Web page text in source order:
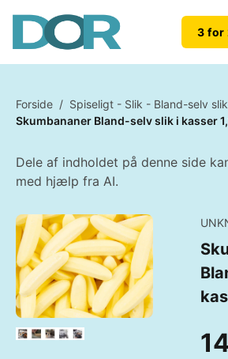
3 for
Forside / Spiseligt - Slik - Bland-selv
Skumbananer Bland-selv slik i kasser
Dele af indholdet på denne side
med hjælp fra AI.